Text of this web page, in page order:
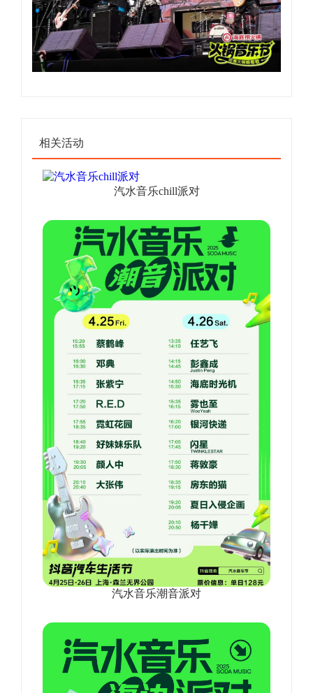
相关活动
汽水音乐chill派对
汽水音乐潮音派对